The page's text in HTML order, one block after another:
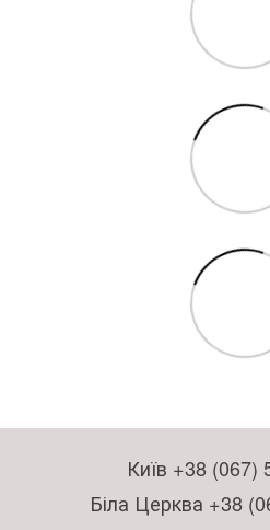
Київ +38 (067)
Біла Церква +38